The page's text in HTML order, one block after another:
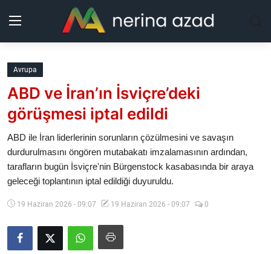
Kurdistan
Bölgeler
Güncel
Analiz
Galeri
Avrupa
ABD ve İran’ın İsviçre’deki
görüşmesi iptal edildi
ABD ile İran liderlerinin sorunların çözülmesini ve savaşın
durdurulmasını öngören mutabakatı imzalamasının ardından,
tarafların bugün İsviçre'nin Bürgenstock kasabasında bir araya
geleceği toplantının iptal edildiği duyuruldu.
19 Haziran 2026 - 09:07 19 Haziran 2026 - 09:07 0